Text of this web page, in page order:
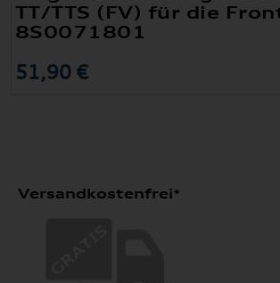
TT/TTS (FV) für die
8S0071801
51,90 €
Versandkostenfrei*